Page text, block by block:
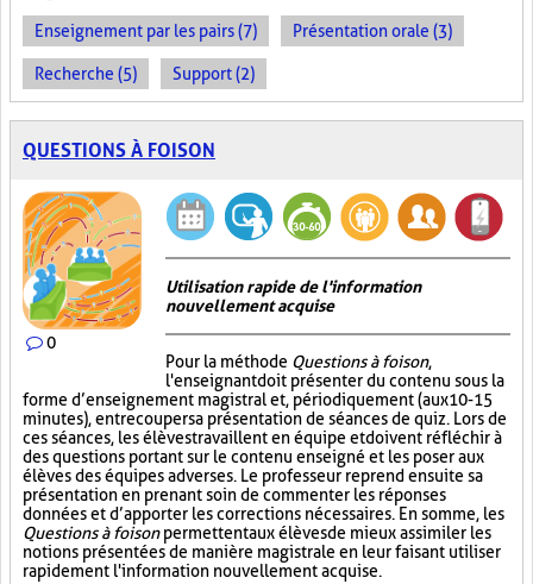
Enseignement par les pairs (7) Présentation orale (3)
Recherche (5) Support (2)
QUESTIONS À FOISON
0
Utilisation rapide de l'information
nouvellement acquise
Pour la méthode Questions à foison,
l'enseignant doit présenter du contenu sous la
forme d’enseignement magistral et, périodiquement (aux 10-15
minutes), entrecouper sa présentation de séances de quiz. Lors de
ces séances, les élèves travaillent en équipe et doivent réfléchir à
des questions portant sur le contenu enseigné et les poser aux
élèves des équipes adverses. Le professeur reprend ensuite sa
présentation en prenant soin de commenter les réponses
données et d’apporter les corrections nécessaires. En somme, les
Questions à foisonpermettent aux élèves de mieux assimiler les
notions présentées de manière magistrale en leur faisant utiliser
rapidement l'information nouvellement acquise.